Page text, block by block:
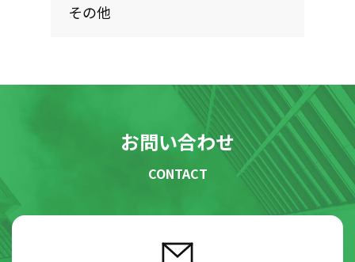
その他
お問い合わせ
CONTACT